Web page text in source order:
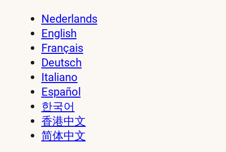
Nederlands
English
Français
Deutsch
Italiano
Español
한국어
香港中文
简体中文